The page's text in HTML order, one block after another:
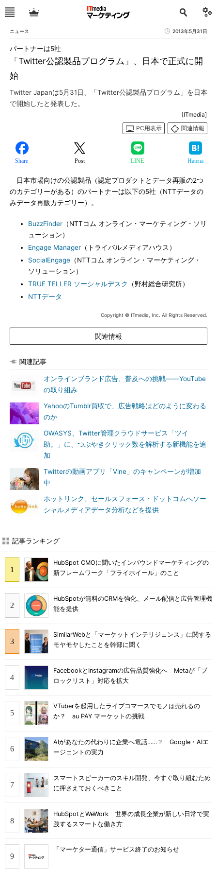
ニュース 2013年5月31日
「Twitter公認製品プログラム」、日本で正式に開
始
パートナーは5社
Twitter Japanは5月31日、「Twitter公認製品プログラム」を日本
で開始したと発表した。
[ITmedia]
PC用表示
関連情報
Share Post LINE Hatena
日本市場向けの公認製品（認定プロダクトとデータ再販の2つ
のカテゴリーがある）のパートナーは以下の5社（NTTデータの
みデータ再販カテゴリー）。
BuzzFinder （NTTコム オンライン・マーケティング・ソリ
ューション）
Engage Manager （トライバルメディアハウス）
SocialEngage （NTTコム オンライン・マーケティング・
ソリューション）
TRUE TELLER ソーシャルデスク
（野村総合研究所）
NTTデータ
Copyright © ITmedia, Inc. All Rights Reserved.
関連情報
関連記事
オンラインブランド広告、普及への挑戦――YouTube
の取り組み
YahooのTumblr買収で、広告戦略はどのように変わる
のか
OWASYS、Twitter管理クラウドサービス「ツイ
助。」に、つぶやきクリック数を解析する新機能を追
加
Twitterの動画アプリ「Vine」のキャンペーンが増加
中
ホットリンク、セールスフォース・ドットコムへソー
シャルメディアデータ分析などを提供
記事ランキング
HubSpot CMOに聞いたインバウンドマーケティングの
新フレームワーク「フライホイール」のこと
HubSpotが無料のCRMを強化、メール配信と広告管理機
能を提供
SimilarWebと「マーケットインテリジェンス」に関する
モヤモヤしたことを幹部に聞く
FacebookとInstagramの広告品質強化へ Metaが「ブ
ロックリスト」対応を拡大
VTuberを起用したライブコマースでモノは売れるの
か？ au PAY マーケットの挑戦
AIがあなたの代わりに企業へ電話……？ Google・AIエ
ージェントの実力
スマートスピーカーのスキル開発、今すぐ取り組むため
に押さえておくべきこと
HubSpotとWeWork 世界の成長企業が新しい日常で実
践するスマートな働き方
「マーケター通信」サービス終了のお知らせ